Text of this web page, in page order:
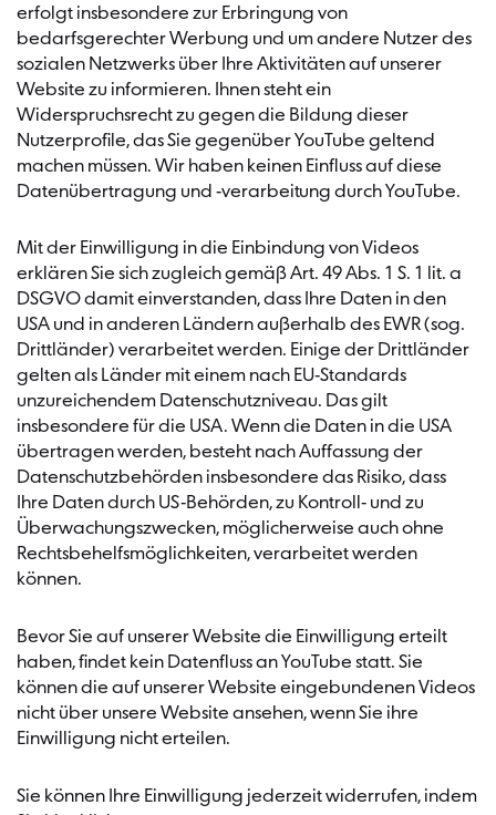
erfolgt insbesondere zur Erbringung von
bedarfsgerechter Werbung und um andere Nutzer des
sozialen Netzwerks über Ihre Aktivitäten auf unserer
Website zu informieren. Ihnen steht ein
Widerspruchsrecht zu gegen die Bildung dieser
Nutzerprofile, das Sie gegenüber YouTube geltend
machen müssen. Wir haben keinen Einfluss auf diese
Datenübertragung und -verarbeitung durch YouTube.
Mit der Einwilligung in die Einbindung von Videos
erklären Sie sich zugleich gemäß Art. 49 Abs. 1 S. 1 lit. a
DSGVO damit einverstanden, dass Ihre Daten in den
USA und in anderen Ländern außerhalb des EWR (sog.
Drittländer) verarbeitet werden. Einige der Drittländer
gelten als Länder mit einem nach EU-Standards
unzureichendem Datenschutzniveau. Das gilt
insbesondere für die USA. Wenn die Daten in die USA
übertragen werden, besteht nach Auffassung der
Datenschutzbehörden insbesondere das Risiko, dass
Ihre Daten durch US-Behörden, zu Kontroll- und zu
Überwachungszwecken, möglicherweise auch ohne
Rechtsbehelfsmöglichkeiten, verarbeitet werden
können.
Bevor Sie auf unserer Website die Einwilligung erteilt
haben, findet kein Datenfluss an YouTube statt. Sie
können die auf unserer Website eingebundenen Videos
nicht über unsere Website ansehen, wenn Sie ihre
Einwilligung nicht erteilen.
Sie können Ihre Einwilligung jederzeit widerrufen, indem